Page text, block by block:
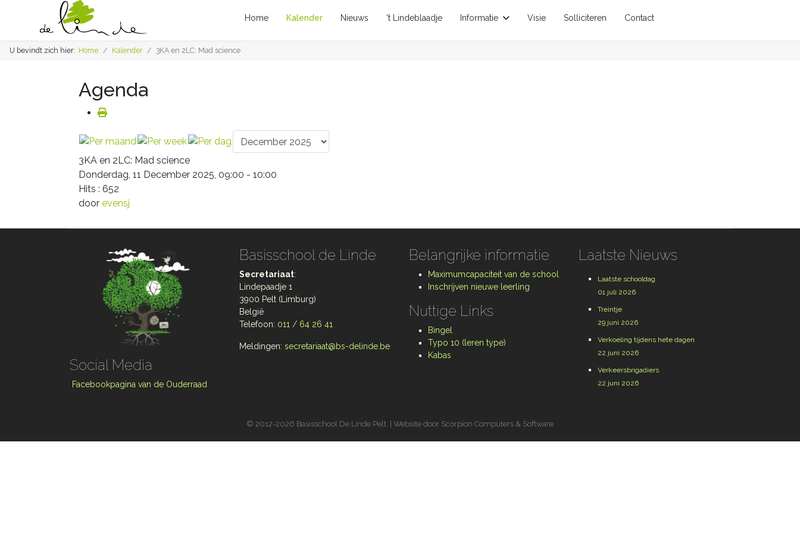
Home Kalender Nieuws 't Lindeblaadje Informatie Visie Solliciteren Contact
U bevindt zich hier: Home Kalender 3KA en 2LC: Mad science
Agenda
3KA en 2LC: Mad science
Donderdag, 11 December 2025, 09:00 - 10:00
Hits : 652
door evensj
Social Media
Facebookpagina van de Ouderraad
Basisschool de Linde
Secretariaat:
Lindepaadje 1
3900 Pelt (Limburg)
België
Telefoon: 011 / 64 26 41
Meldingen: secretariaat@bs-delinde.be
Belangrijke informatie
Maximumcapaciteit van de school
Inschrijven nieuwe leerling
Nuttige Links
Bingel
Typo 10 (leren type)
Kabas
Laatste Nieuws
Laatste schooldag
01 juli 2026
Treintje
29 juni 2026
Verkoeling tijdens hete dagen
22 juni 2026
Verkeersbrigadiers
22 juni 2026
© 2012-2026 Basisschool De Linde Pelt. | Website door Scorpion Computers & Software